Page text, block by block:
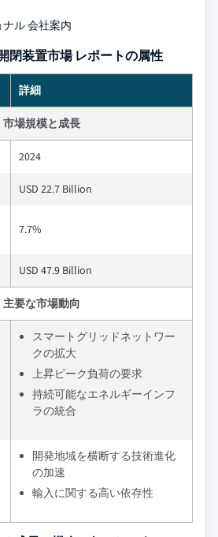
ル 会社案内
閉装置市場 レポートの属性
詳細
市場規模と成長
2024
USD 22.7 Billion
7.7%
USD 47.9 Billion
主要な市場動向
スマートグリッドネットワー
クの拡大
上昇ピーク負荷の要求
持続可能なエネルギーインフ
ラの統合
開発地域を横断する技術進化
の加速
輸入に関する高い依存性